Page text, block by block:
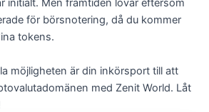
initialt. Men framtiden lovar eftersom
för börsnotering, då du kommer
tokens.
möjligheten är din inkörsport till att
med Zenit World. Låt